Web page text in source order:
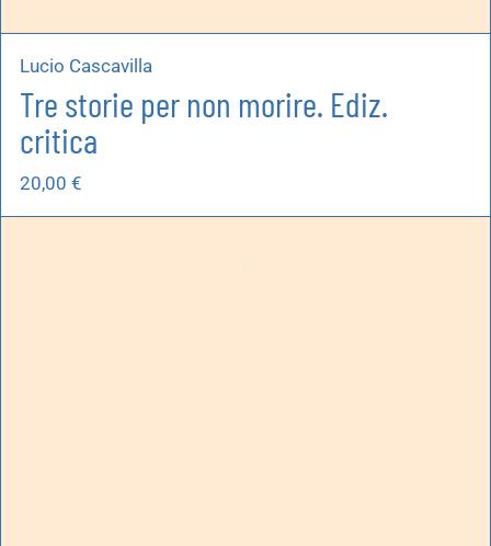
Lucio Cascavilla
Tre storie per non morire. Ediz.
critica
20,00 €